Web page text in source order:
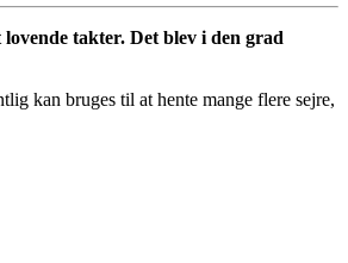
takter. Det blev i den grad
kan bruges til at hente mange flere sejre,